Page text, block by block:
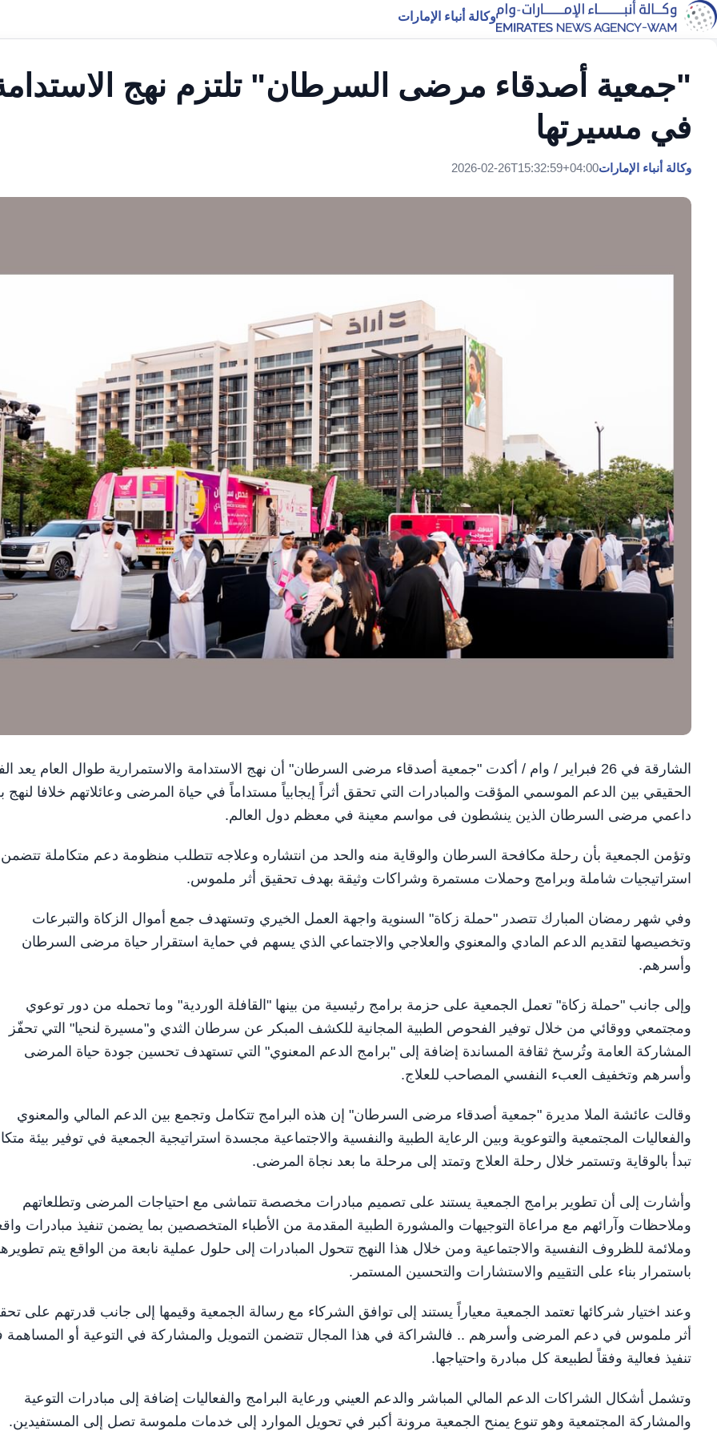
وكالة أنباء الإمارات
"جمعية أصدقاء مرضى السرطان" تلتزم نهج
في مسيرتها
وكالة أنباء الإمارات2026-02-26T15:32:59+04:00
الشارقة في 26 فبراير / وام / أكدت "جمعية أصدقاء مرضى السرطان" أن نهج الاستدامة والاستمرارية طوال العام يعد
الحقيقي بين الدعم الموسمي المؤقت والمبادرات التي تحقق أثراً إيجابياً مستداماً في حياة المرضى وعائلاتهم خلافا
داعمي مرضى السرطان الذين ينشطون فى مواسم معينة في معظم دول العالم.
وتؤمن الجمعية بأن رحلة مكافحة السرطان والوقاية منه والحد من انتشاره وعلاجه تتطلب منظومة دعم متكاملة تتضمن
استراتيجيات شاملة وبرامج وحملات مستمرة وشراكات وثيقة بهدف تحقيق أثر ملموس.
وفي شهر رمضان المبارك تتصدر "حملة زكاة" السنوية واجهة العمل الخيري وتستهدف جمع أموال الزكاة والتبرعات
وتخصيصها لتقديم الدعم المادي والمعنوي والعلاجي والاجتماعي الذي يسهم في حماية استقرار حياة مرضى السرطان
وأسرهم.
وإلى جانب "حملة زكاة" تعمل الجمعية على حزمة برامج رئيسية من بينها "القافلة الوردية" وما تحمله من دور توعوي
ومجتمعي ووقائي من خلال توفير الفحوص الطبية المجانية للكشف المبكر عن سرطان الثدي و"مسيرة لنحيا" التي تحفّز
المشاركة العامة وتُرسخ ثقافة المساندة إضافة إلى "برامج الدعم المعنوي" التي تستهدف تحسين جودة حياة المرضى
وأسرهم وتخفيف العبء النفسي المصاحب للعلاج.
وقالت عائشة الملا مديرة "جمعية أصدقاء مرضى السرطان" إن هذه البرامج تتكامل وتجمع بين الدعم المالي والمعنوي
والفعاليات المجتمعية والتوعوية وبين الرعاية الطبية والنفسية والاجتماعية مجسدة استراتيجية الجمعية في توفير بيئة
تبدأ بالوقاية وتستمر خلال رحلة العلاج وتمتد إلى مرحلة ما بعد نجاة المرضى.
وأشارت إلى أن تطوير برامج الجمعية يستند على تصميم مبادرات مخصصة تتماشى مع احتياجات المرضى وتطلعاتهم
وملاحظات وآرائهم مع مراعاة التوجيهات والمشورة الطبية المقدمة من الأطباء المتخصصين بما يضمن تنفيذ مبادرات
وملائمة للظروف النفسية والاجتماعية ومن خلال هذا النهج تتحول المبادرات إلى حلول عملية نابعة من الواقع يتم
باستمرار بناء على التقييم والاستشارات والتحسين المستمر.
وعند اختيار شركائها تعتمد الجمعية معياراً يستند إلى توافق الشركاء مع رسالة الجمعية وقيمها إلى جانب قدرتهم على
أثر ملموس في دعم المرضى وأسرهم .. فالشراكة في هذا المجال تتضمن التمويل والمشاركة في التوعية أو المساهمة
تنفيذ فعالية وفقاً لطبيعة كل مبادرة واحتياجها.
وتشمل أشكال الشراكات الدعم المالي المباشر والدعم العيني ورعاية البرامج والفعاليات إضافة إلى مبادرات التوعية
والمشاركة المجتمعية وهو تنوع يمنح الجمعية مرونة أكبر في تحويل الموارد إلى خدمات ملموسة تصل إلى المستفيدين.